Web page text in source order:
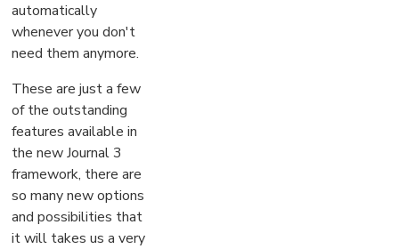
automatically
whenever you don't
need them anymore.
These are just a few
of the outstanding
features available in
the new Journal 3
framework, there are
so many new options
and possibilities that
it will takes us a very